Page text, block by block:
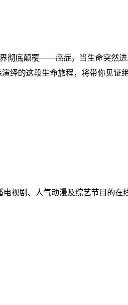
彻底颠覆——癌症。当生命突然
绎的这段生命旅程，将带你见证
视剧、人气动漫及综艺节目的